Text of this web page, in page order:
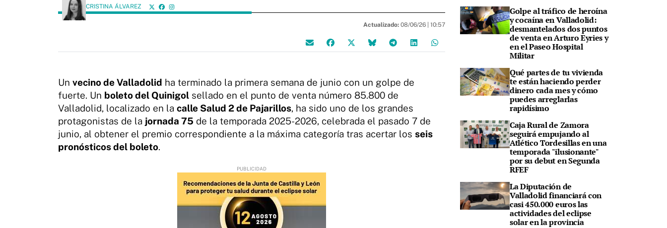
CRISTINA ÁLVAREZ
Actualizado: 08/06/26 | 10:57
Un vecino de Valladolid ha terminado la primera semana de junio con un golpe de
fuerte. Un boleto del Quinigol sellado en el punto de venta número 85.800 de
Valladolid, localizado en la calle Salud 2 de Pajarillos, ha sido uno de los grandes
protagonistas de la jornada 75 de la temporada 2025-2026, celebrada el pasado 7 de
junio, al obtener el premio correspondiente a la máxima categoría tras acertar los seis
pronósticos del boleto.
Golpe al tráfico de heroína
y cocaína en Valladolid:
desmantelados dos puntos
de venta en Arturo Eyries y
en el Paseo Hospital
Militar
Qué partes de tu vivienda
te están haciendo perder
dinero cada mes y cómo
puedes arreglarlas
rapidísimo
Caja Rural de Zamora
seguirá empujando al
Atlético Tordesillas en una
temporada "ilusionante"
por su debut en Segunda
RFEF
La Diputación de
Valladolid financiará con
casi 450.000 euros las
actividades del eclipse
solar en la provincia